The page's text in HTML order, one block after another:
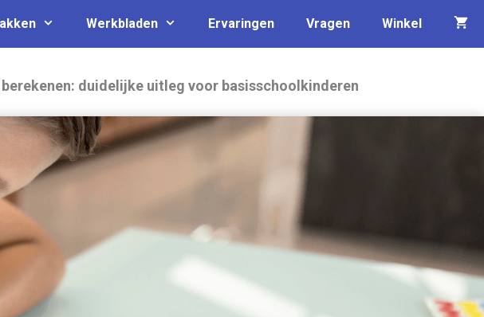
Werkbladen Ervaringen Vragen Winkel
duidelijke uitleg voor basisschoolkinderen